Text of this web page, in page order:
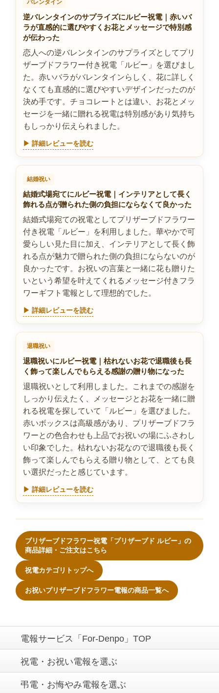
バレンタイン
逆バレンタインのサプライズにルビー祝電｜赤いバ
ラが直感的に選びやすくお花とメッセージで特別感
が伝わった
恋人への逆バレンタインのサプライズとしてプリ
ザーブドフラワー付き祝電「ルビー」を選びまし
た。赤いバラがバレンタインらしく、花に詳しく
なくても直感的に選びやすいデザインだったのが
決め手です。チョコレートとは違い、お花とメッ
セージを一緒に贈れる祝電は特別感があり気持ち
もしっかり伝えられました。
▶ 詳細レビューを読む
結婚祝い
結婚式場宛てにルビー祝電｜インテリアとして長く
飾れる点が贈られた側の負担にならなくて良かった
結婚式場宛ての祝電としてプリザーブドフラワー
付き祝電「ルビー」を利用しました。華やかで可
愛らしい見た目に加え、インテリアとして長く飾
れる点が魅力で贈られた側の負担にならないのが
良かったです。お祝いの言葉と一緒に花も贈りた
いという希望を叶えてくれるメッセージ付きフラ
ワーギフト電報として理想的でした。
▶ 詳細レビューを読む
退職祝い
退職祝いにルビー祝電｜枯れないお花で退職後も長
く飾って楽しんでもらえる感謝の贈り物になった
退職祝いとして利用しました。これまでの感謝を
しっかり伝えたく、メッセージとお花を一緒に贈
れる祝電を探していて「ルビー」を選びました。
赤いボックスは高級感があり、プリザーブドフラ
ワーとの色合わせも上品でお祝いの場にふさわし
い印象でした。枯れないお花なので退職後も長く
飾って楽しんでもらえる贈り物として、とても良
い選択だったと感じています。
▶ 詳細レビューを読む
プリザーブドフラワー祝電「プリザーブド ルビー」の
商品詳細・ご注文はこちら
祝電カテゴリトップへ
お祝いプリザーブドフラワー電報の商品一覧へ
電報サービス「For-Denpo」TOP
祝電・お祝い電報を選ぶ
弔電・お悔やみ電報を選ぶ